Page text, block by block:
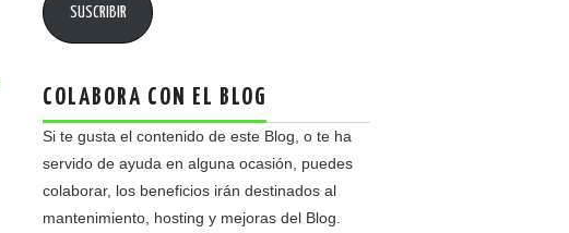
SUSCRIBIR
COLABORA CON EL BLOG
Si te gusta el contenido de este Blog, o te ha
servido de ayuda en alguna ocasión, puedes
colaborar, los beneficios irán destinados al
mantenimiento, hosting y mejoras del Blog.